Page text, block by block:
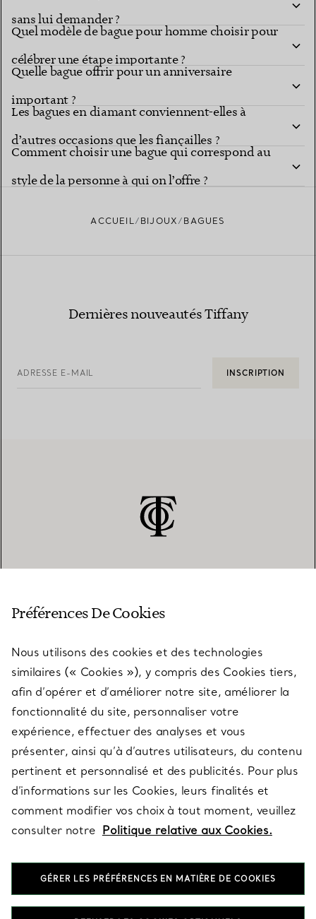
sans lui demander ?
Quel modèle de bague pour homme choisir pour
célébrer une étape importante ?
Quelle bague offrir pour un anniversaire
important ?
Les bagues en diamant conviennent-elles à
d’autres occasions que les fiançailles ?
Comment choisir une bague qui correspond au
style de la personne à qui on l’offre ?
ACCUEIL BIJOUX BAGUES
Dernières nouveautés Tiffany
ADRESSE E-MAIL INSCRIPTION
SERVICES
À PROPOS
QUESTIONS LÉGALES
SUIVEZ-NOUS
Préférences De Cookies
Nous utilisons des cookies et des technologies
similaires (« Cookies »), y compris des Cookies tiers,
afin d’opérer et d’améliorer notre site, améliorer la
fonctionnalité du site, personnaliser votre
expérience, effectuer des analyses et vous
présenter, ainsi qu’à d’autres utilisateurs, du contenu
pertinent et personnalisé et des publicités. Pour plus
d’informations sur les Cookies, leurs finalités et
comment modifier vos choix à tout moment, veuillez
consulter notre Politique relative aux Cookies.
GÉRER LES PRÉFÉRENCES EN MATIÈRE DE COOKIES